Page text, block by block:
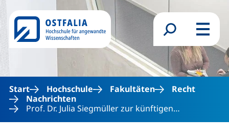
Direkt zum Inhalt
Suchformular
Menü
Start Hochschule Fakultäten
Recht
Nachrichten
Prof. Dr. Julia Siegmüller zur künftigen…